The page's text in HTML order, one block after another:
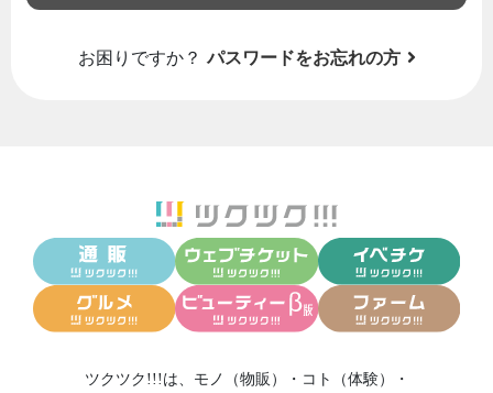
お困りですか？ パスワードをお忘れの方
ツクツク!!!は、 モノ（物販） ・ コト（体験）
・